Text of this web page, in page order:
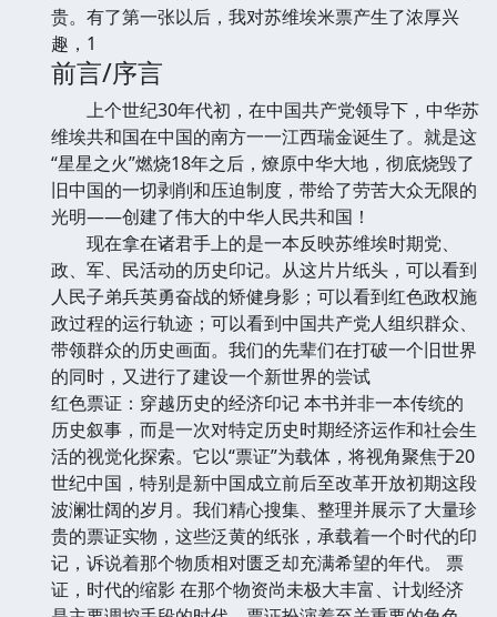
贵。有了第一张以后，我对苏维埃米票产生了浓厚兴
趣，1
前言/序言
上个世纪30年代初，在中国共产党领导下，中华苏
维埃共和国在中国的南方一一江西瑞金诞生了。就是这
“星星之火”燃烧18年之后，燎原中华大地，彻底烧毁了
旧中国的一切剥削和压迫制度，带给了劳苦大众无限的
光明——创建了伟大的中华人民共和国！
现在拿在诸君手上的是一本反映苏维埃时期党、
政、军、民活动的历史印记。从这片片纸头，可以看到
人民子弟兵英勇奋战的矫健身影；可以看到红色政权施
政过程的运行轨迹；可以看到中国共产党人组织群众、
带领群众的历史画面。我们的先辈们在打破一个旧世界
的同时，又进行了建设一个新世界的尝试
红色票证：穿越历史的经济印记 本书并非一本传统的
历史叙事，而是一次对特定历史时期经济运作和社会生
活的视觉化探索。它以“票证”为载体，将视角聚焦于20
世纪中国，特别是新中国成立前后至改革开放初期这段
波澜壮阔的岁月。我们精心搜集、整理并展示了大量珍
贵的票证实物，这些泛黄的纸张，承载着一个时代的印
记，诉说着那个物质相对匮乏却充满希望的年代。 票
证，时代的缩影 在那个物资尚未极大丰富、计划经济